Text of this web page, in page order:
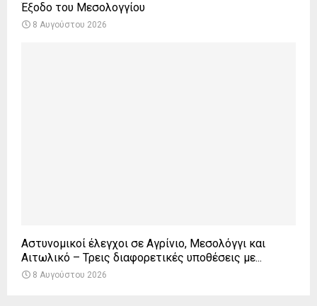
Έξοδο του Μεσολογγίου
8 Αυγούστου 2026
Αστυνομικοί έλεγχοι σε Αγρίνιο, Μεσολόγγι και
Αιτωλικό – Τρεις διαφορετικές υποθέσεις με...
8 Αυγούστου 2026